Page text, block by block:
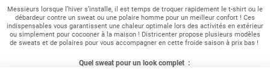
Messieurs lorsque l’hiver s’installe, il est temps de troquer rapidement le t-shirt ou le
débardeur contre un sweat ou une polaire homme pour un meilleur confort ! Ces
indispensables vous garantissent une chaleur optimale lors des activités en extérieur
ou simplement pour cocooner à la maison ! Districenter propose plusieurs modèles
de sweats et de polaires pour vous accompagner en cette froide saison à prix bas !
Quel sweat pour un look complet :